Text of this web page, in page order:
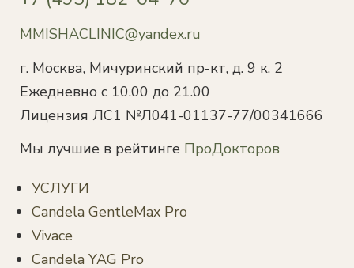
MMISHACLINIC@yandex.ru
г. Москва, Мичуринский пр-кт, д. 9 к. 2
Ежедневно с 10.00 до 21.00
Лицензия ЛС1 №Л041-01137-77/00341666
Мы лучшие в рейтинге ПроДокторов
УСЛУГИ
Candela GentleMax Pro
Vivace
Candela YAG Pro